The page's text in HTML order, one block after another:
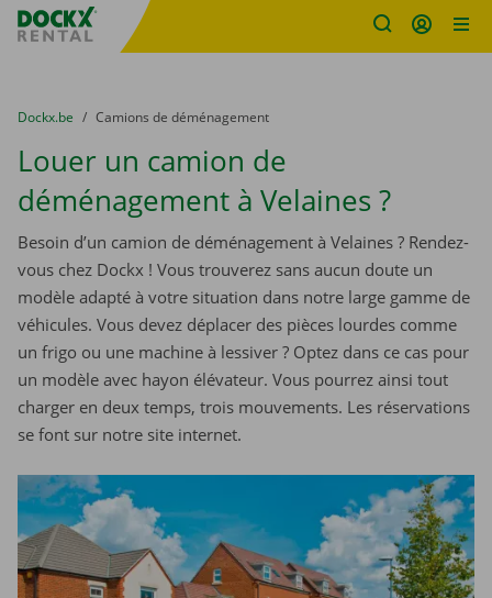
sitename
You are here:
du
Dockx.be to
Camions de déménagement
Louer un camion de
déménagement à Velaines ?
Besoin d’un camion de déménagement à Velaines ? Rendez-
vous chez Dockx ! Vous trouverez sans aucun doute un
modèle adapté à votre situation dans notre large gamme de
véhicules. Vous devez déplacer des pièces lourdes comme
un frigo ou une machine à lessiver ? Optez dans ce cas pour
un modèle avec hayon élévateur. Vous pourrez ainsi tout
charger en deux temps, trois mouvements. Les réservations
se font sur notre site internet.